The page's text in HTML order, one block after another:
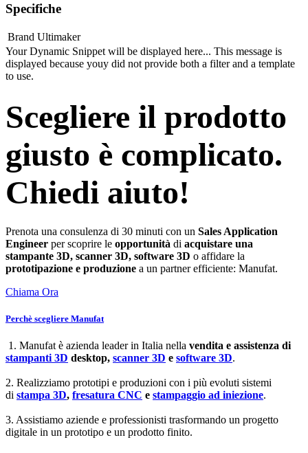
Specifiche
Brand Ultimaker
Your Dynamic Snippet will be displayed here... This message is
displayed because youy did not provide both a filter and a template
to use.
Scegliere il prodotto
giusto è complicato.
Chiedi aiuto!
Prenota una consulenza di 30 minuti con un Sales Application
Engineer per scoprire le opportunità di acquistare una
stampante 3D, scanner 3D, software 3D o affidare la
prototipazione e produzione a un partner efficiente: Manufat.
Chiama Ora
Perchè scegliere Manufat
1. Manufat è azienda leader in Italia nella vendita e assistenza di
stampanti 3D desktop, scanner 3D e software 3D.
2. Realizziamo prototipi e produzioni con i più evoluti sistemi
di stampa 3D, fresatura CNC e stampaggio ad iniezione.
3. Assistiamo aziende e professionisti trasformando un progetto
digitale in un prototipo e un prodotto finito.